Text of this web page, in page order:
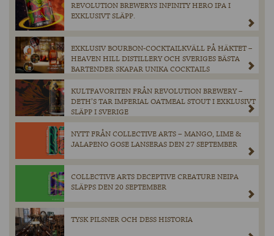
REVOLUTION BREWERYS INFINITY HERO IPA I
EXKLUSIVT SLÄPP.
EXKLUSIV BOURBON-COCKTAILKVÄLL PÅ HÄKTET –
HEAVEN HILL DISTILLERY OCH SVERIGES BÄSTA
BARTENDER SKAPAR UNIKA COCKTAILS
KULTFAVORITEN FRÅN REVOLUTION BREWERY –
DETH’S TAR IMPERIAL OATMEAL STOUT I EXKLUSIVT
SLÄPP I SVERIGE
NYTT FRÅN COLLECTIVE ARTS – MANGO, LIME &
JALAPENO GOSE LANSERAS DEN 27 SEPTEMBER
COLLECTIVE ARTS DECEPTIVE CREATURE NEIPA
SLÄPPS DEN 20 SEPTEMBER
TYSK PILSNER OCH DESS HISTORIA